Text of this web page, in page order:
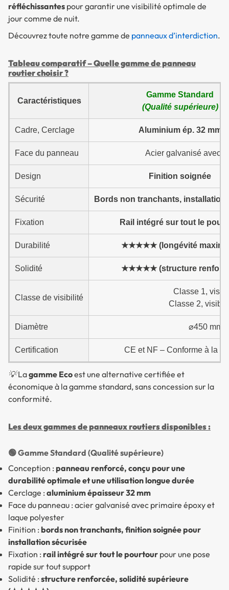
réfléchissantes pour garantir une visibilité optimale de
jour comme de nuit.
Découvrez toute notre gamme de panneaux d’interdiction.
Tableau comparatif – Quelle gamme de panneau
routier choisir ?
Caractéristiques
Gamme Standard
(Qualité supérieure)
Cadre, Cerclage Aluminium ép. 32 mm
Face du panneau Acier galvanisé avec
Design Finition soignée
Sécurité Bords non tranchants, installation
Fixation Rail intégré sur tout le
Durabilité ★★★★★ (longévité
Solidité ★★★★★ (structure
Classe de visibilité
Classe 1,
Classe 2,
Diamètre ⌀450 mm,
Certification CE et NF – Conforme à la
💡 Lagamme Ecoest une alternative certifiée et
économique à la gamme standard, sans concession sur la
conformité.
Les deux gammes de panneaux routiers disponibles :
🟢 Gamme Standard (Qualité supérieure)
Conception : panneau renforcé, conçu pour une
durabilité optimale et une utilisation longue durée
Cerclage : aluminium épaisseur 32 mm
Face du panneau : acier galvanisé avec primaire époxy et
laque polyester
Finition : bords non tranchants, finition soignée pour
installation sécurisée
Fixation : rail intégré sur tout le pourtour pour une pose
rapide sur tout support
Solidité : structure renforcée, solidité supérieure